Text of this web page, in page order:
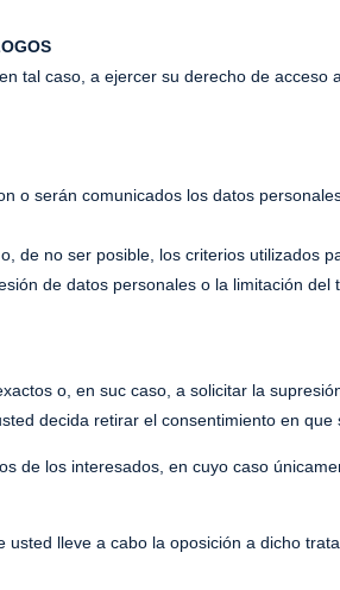
tal caso, a ejercer su derecho de acceso
o serán comunicados los datos
de no ser posible, los criterios utilizados
de datos personales o la limitación
o, en suc caso, a solicitar la
decida retirar el consentimiento en
de los interesados, en cuyo caso
lleve a cabo la oposición a dicho